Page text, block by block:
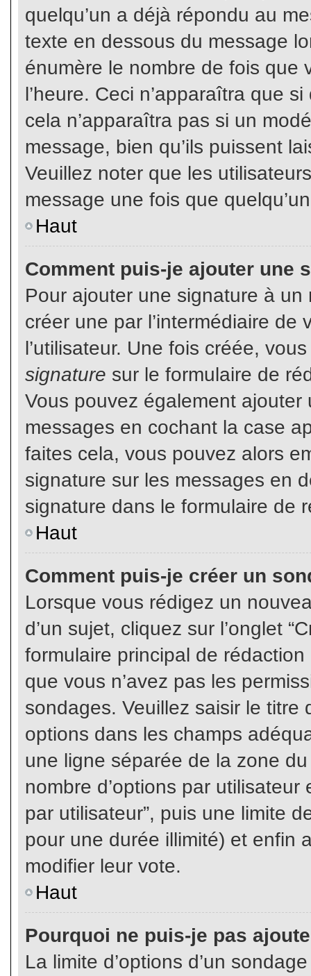
quelqu’un a déjà répondu au
texte en dessous du message
énumère le nombre de fois que
l’heure. Ceci n’apparaîtra que
cela n’apparaîtra pas si un
message, bien qu’ils puissent
Veuillez noter que les
message une fois que
Haut
Comment puis-je ajouter une
Pour ajouter une signature à un
créer une par l’intermédiaire
l’utilisateur. Une fois créée,
signature sur le formulaire de
Vous pouvez également
messages en cochant la case
faites cela, vous pouvez alors
signature sur les messages en
signature dans le formulaire de
Haut
Comment puis-je créer un
Lorsque vous rédigez un
d’un sujet, cliquez sur l’onglet
formulaire principal de
que vous n’avez pas les
sondages. Veuillez saisir le
options dans les champs
une ligne séparée de la zone
nombre d’options par
par utilisateur”, puis une limite
pour une durée illimité) et enfin
modifier leur vote.
Haut
Pourquoi ne puis-je pas
La limite d’options d’un